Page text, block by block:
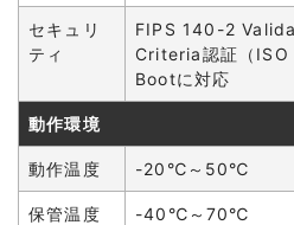
セキュリ
ティ
FIPS 140-2
Criteria認証（
Bootに対応
動作環境
動作温度 -20℃～50℃
保管温度 -40℃～70℃